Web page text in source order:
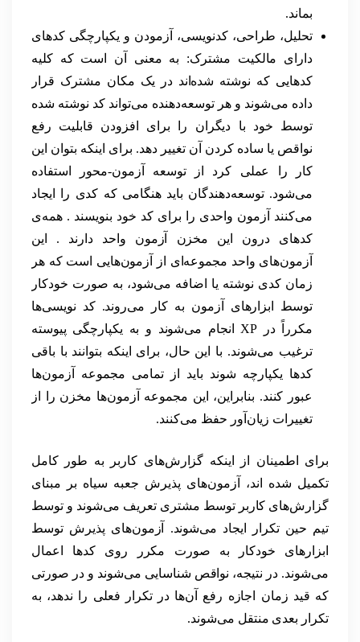
بماند.
تحلیل، طراحی، کدنویسی، آزمودن و یکپارچگی کدهای
دارای مالکیت مشترک: به معنی آن است که کلیه
کدهایی که نوشته شده‌اند در یک مکان مشترک قرار
داده می‌شوند و هر توسعه‌دهنده می‌تواند کد نوشته شده
توسط خود با دیگران را برای افزودن قابلیت رفع
نواقص یا ساده کردن آن تغییر دهد. برای اینکه بتوان این
کار را عملی کرد از توسعه آزمون-محور استفاده
می‌شود. توسعه‌دهندگان باید هنگامی که کدی را ایجاد
می‌کنند آزمون واحدی را برای کد خود بنویسند . همه‌ی
کدهای درون این مخزن آزمون واحد دارند . این
آزمون‌های واحد مجموعه‌ای از آزمون‌هایی است که هر
زمان کدی نوشته یا اضافه می‌شود، به صورت خودکار
توسط ابزارهای آزمون به کار می‌روند. کد نویسی‌ها
مکرراً در XP انجام می‌شوند و به یکپارچگی پیوسته
ترغیب می‌شوند. با این حال، برای اینکه بتوانند با باقی
کدها یکپارچه شوند باید از تمامی مجموعه آزمون‌ها
عبور کنند. بنابراین، این مجموعه آزمون‌ها مخزن را از
تغییرات زیان‌آور حفظ می‌کنند.
برای اطمینان از اینکه گزارش‌های کاربر به طور کامل
تکمیل شده اند، آزمون‌های پذیرش جعبه سیاه بر مبنای
گزارش‌های کاربر توسط مشتری تعریف می‌شوند و توسط
تیم حین تکرار ایجاد می‌شوند. آزمون‌های پذیرش توسط
ابزارهای خودکار به صورت مکرر روی کدها اعمال
می‌شوند. در نتیجه، نواقص شناسایی می‌شوند و در صورتی
که قید زمان اجازه رفع آن‌ها در تکرار فعلی را ندهد، به
تکرار بعدی منتقل می‌شوند.